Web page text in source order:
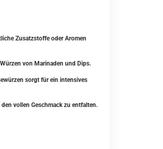
Zusatzstoffe oder Aromen
von Marinaden und Dips.
sorgt für ein intensives
vollen Geschmack zu entfalten.